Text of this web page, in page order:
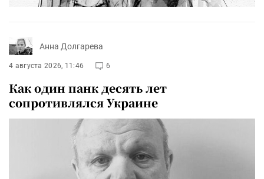
Анна Долгарева
4 августа 2026, 11:46 6
Как один панк десять лет
сопротивлялся Украине